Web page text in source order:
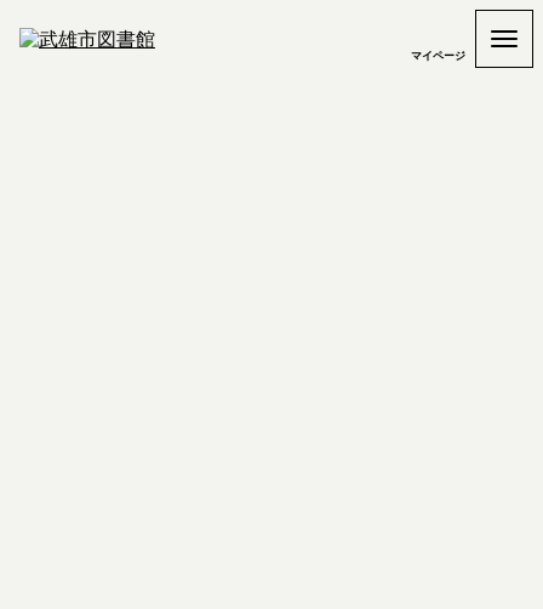
マイページ